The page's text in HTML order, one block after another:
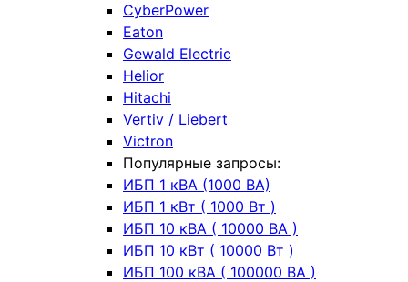
CyberPower
Eaton
Gewald Electric
Helior
Hitachi
Vertiv / Liebert
Victron
Популярные запросы:
ИБП 1 кВА (1000 ВА)
ИБП 1 кВт ( 1000 Вт )
ИБП 10 кВА ( 10000 ВА )
ИБП 10 кВт ( 10000 Вт )
ИБП 100 кВА ( 100000 ВА )